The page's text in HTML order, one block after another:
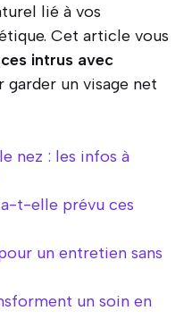
lié à vos
Cet article vous
intrus avec
garder un visage net
nez : les infos à
t-elle prévu ces
un entretien sans
un soin en